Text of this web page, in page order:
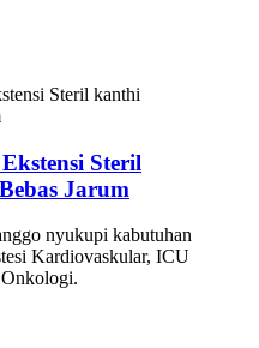
Steril
Jarum
nyukupi kabutuhan
Kardiovaskular, ICU